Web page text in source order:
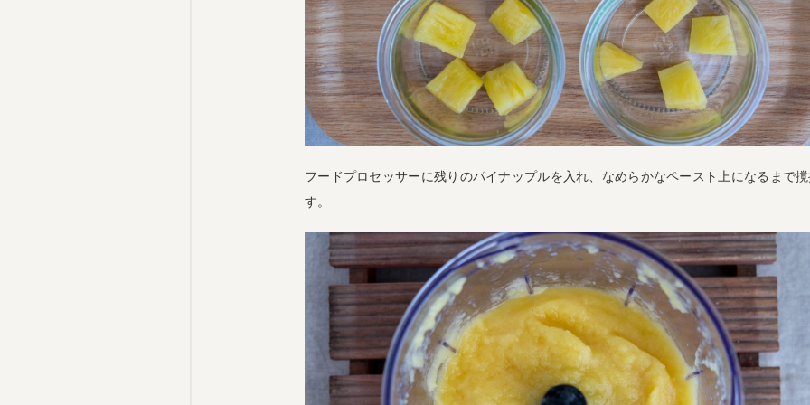
フードプロセッサーに残りのパイナップルを入れ、なめらかなペースト上になるまで
す。